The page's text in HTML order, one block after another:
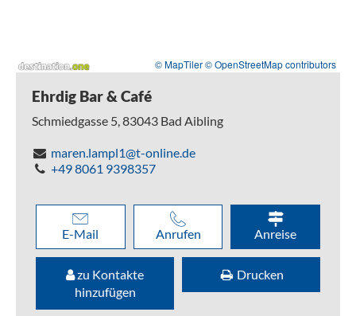
© MapTiler© OpenStreetMap contributors
Ehrdig Bar & Café
Schmiedgasse 5, 83043 Bad Aibling
maren.lampl1@t-online.de
+49 8061 9398357
E-Mail Anrufen Anreise
zu Kontakte
hinzufügen
Drucken